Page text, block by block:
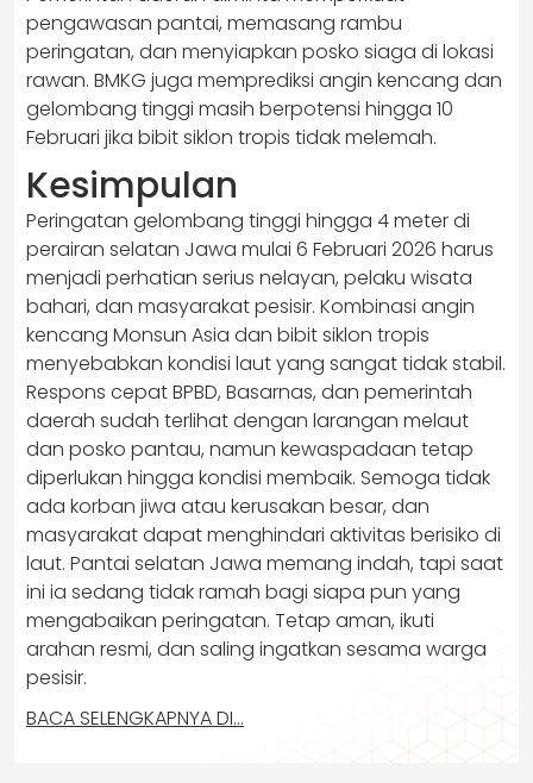
pengawasan pantai, memasang rambu
peringatan, dan menyiapkan posko siaga di lokasi
rawan. BMKG juga memprediksi angin kencang dan
gelombang tinggi masih berpotensi hingga 10
Februari jika bibit siklon tropis tidak melemah.
Kesimpulan
Peringatan gelombang tinggi hingga 4 meter di
perairan selatan Jawa mulai 6 Februari 2026 harus
menjadi perhatian serius nelayan, pelaku wisata
bahari, dan masyarakat pesisir. Kombinasi angin
kencang Monsun Asia dan bibit siklon tropis
menyebabkan kondisi laut yang sangat tidak stabil.
Respons cepat BPBD, Basarnas, dan pemerintah
daerah sudah terlihat dengan larangan melaut
dan posko pantau, namun kewaspadaan tetap
diperlukan hingga kondisi membaik. Semoga tidak
ada korban jiwa atau kerusakan besar, dan
masyarakat dapat menghindari aktivitas berisiko di
laut. Pantai selatan Jawa memang indah, tapi saat
ini ia sedang tidak ramah bagi siapa pun yang
mengabaikan peringatan. Tetap aman, ikuti
arahan resmi, dan saling ingatkan sesama warga
pesisir.
BACA SELENGKAPNYA DI…